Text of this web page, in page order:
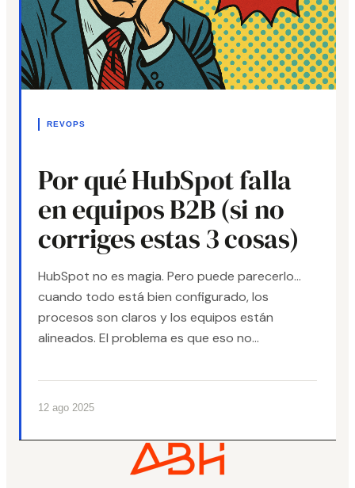
REVOPS
Por qué HubSpot falla
en equipos B2B (si no
corriges estas 3 cosas)
HubSpot no es magia. Pero puede parecerlo...
cuando todo está bien configurado, los
procesos son claros y los equipos están
alineados. El problema es que eso no...
12 ago 2025